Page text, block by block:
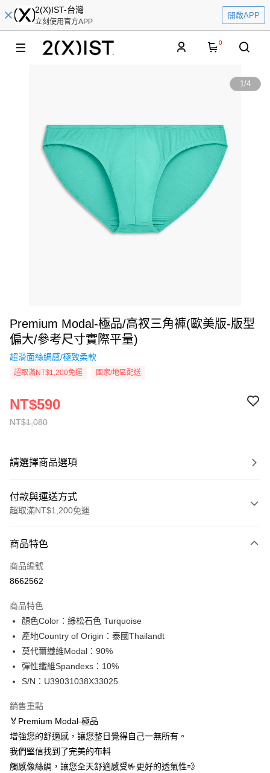
2(X)IST-台灣
立刻使用官方APP
開啟APP
0
1/4
Premium Modal-極品/高衩三角褲(歐美版-版型
偏大/參考尺寸實際平量)
超滑面絲綢感/極致柔軟
超取滿NT$1,200免運 國家/地區配送
NT$1,080
NT$590
請選擇商品選項
付款與運送方式
超取滿NT$1,200免運
信用卡一次付款
信用卡分期付款
合作金庫商業銀行
華南商業銀行
上海商業儲蓄銀行
台北富邦商業銀行
國泰世華商業銀行
臺灣中小企業銀行
元大商業銀行
台新國際商業銀行
台灣樂天信用卡公司
超商取貨付款
LINE Pay
Apple Pay
街口支付
悠遊付
全盈+PAY
AFTEE先享後付
相關說明
商品特色
商品編號
8662562
商品特色
顏色Color：綠松石色 Turquoise
產地Country of Origin：泰國Thailandt
莫代爾纖維Modal：90%
彈性纖維Spandexs：10%
S/N：U39031038X33025
銷售重點
🏅Premium Modal-極品
增強您的舒適感，讓您整日覺得自己一無所有。
我們堅信找到了完美的布料
觸感像絲綢，讓您全天舒適感受🤟更好的透氣性💨